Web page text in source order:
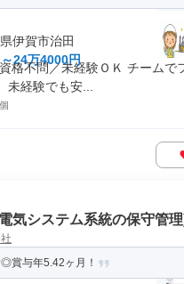
伊賀市治田
24万4000円
格不問／未経験ＯＫ チームで
未経験でも安...
気システム系統の保守管
賞与年5.42ヶ月！